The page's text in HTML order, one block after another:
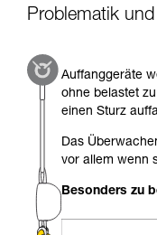
aufmerksam
Die
Training
einem
Vorgang
Sie ihn
Problematik
Auffanggeräte
ohne belastet
einen Sturz
Das
vor allem wenn
Besonders zu